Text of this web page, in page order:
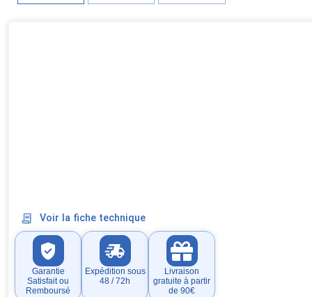
Voir la fiche technique
Garantie
Satisfait ou
Remboursé
Expédition sous
48 / 72h
Livraison
gratuite à partir
de 90€